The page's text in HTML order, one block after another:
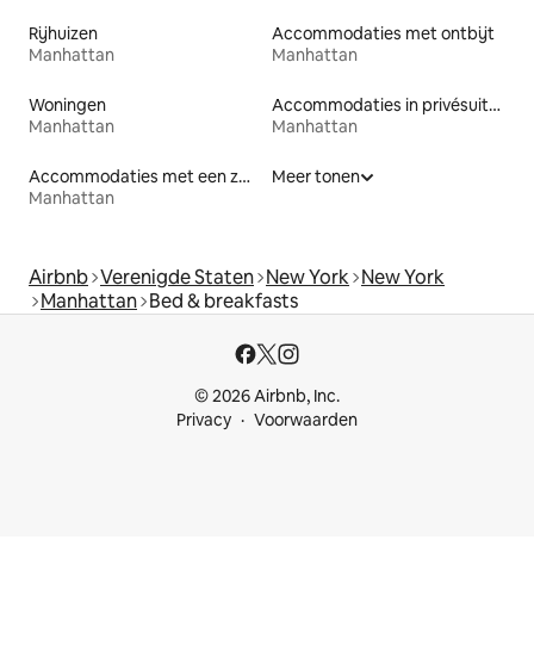
Rijhuizen
Manhattan
Accommodaties met ontbijt
Manhattan
Woningen
Manhattan
Accommodaties in privésuites
Manhattan
Accommodaties met een zwembad
Manhattan
Meer tonen
Airbnb Verenigde Staten New York New York
Manhattan Bed & breakfasts
© 2026 Airbnb, Inc.
Privacy
Voorwaarden